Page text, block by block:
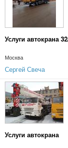
Услуги автокрана
Москва
Сергей Свеча
Услуги автокрана